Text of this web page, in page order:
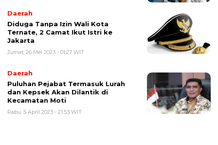
Daerah
Diduga Tanpa Izin Wali Kota
Ternate, 2 Camat Ikut Istri ke
Jakarta
Jumat, 26 Mei 2023 - 01:27 WIT
Daerah
Puluhan Pejabat Termasuk Lurah
dan Kepsek Akan Dilantik di
Kecamatan Moti
Rabu, 5 April 2023 - 21:53 WIT